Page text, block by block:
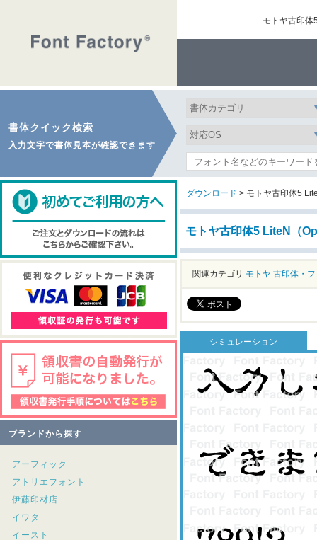
モトヤ古印体
書体クイック検索
入力文字で書体見本が確認できます
ブランドから探す
アーフィック
アトリエフォント
伊藤印材店
イワタ
イースト
ダウンロード > モトヤ古印体5
モトヤ古印体5 LiteN（
関連カテゴリ モトヤ 古印体・
シミュレーション